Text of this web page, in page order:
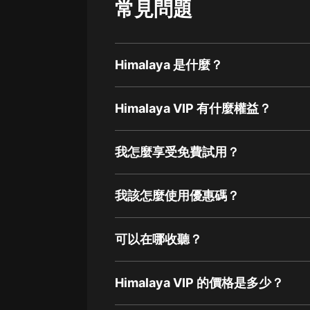
常見問題
Himalaya 是什麼？
Himalaya VIP 有什麼權益？
我怎麼享受免費試用？
我該怎麼使用優惠碼？
可以在哪收聽？
Himalaya VIP 的價格是多少？